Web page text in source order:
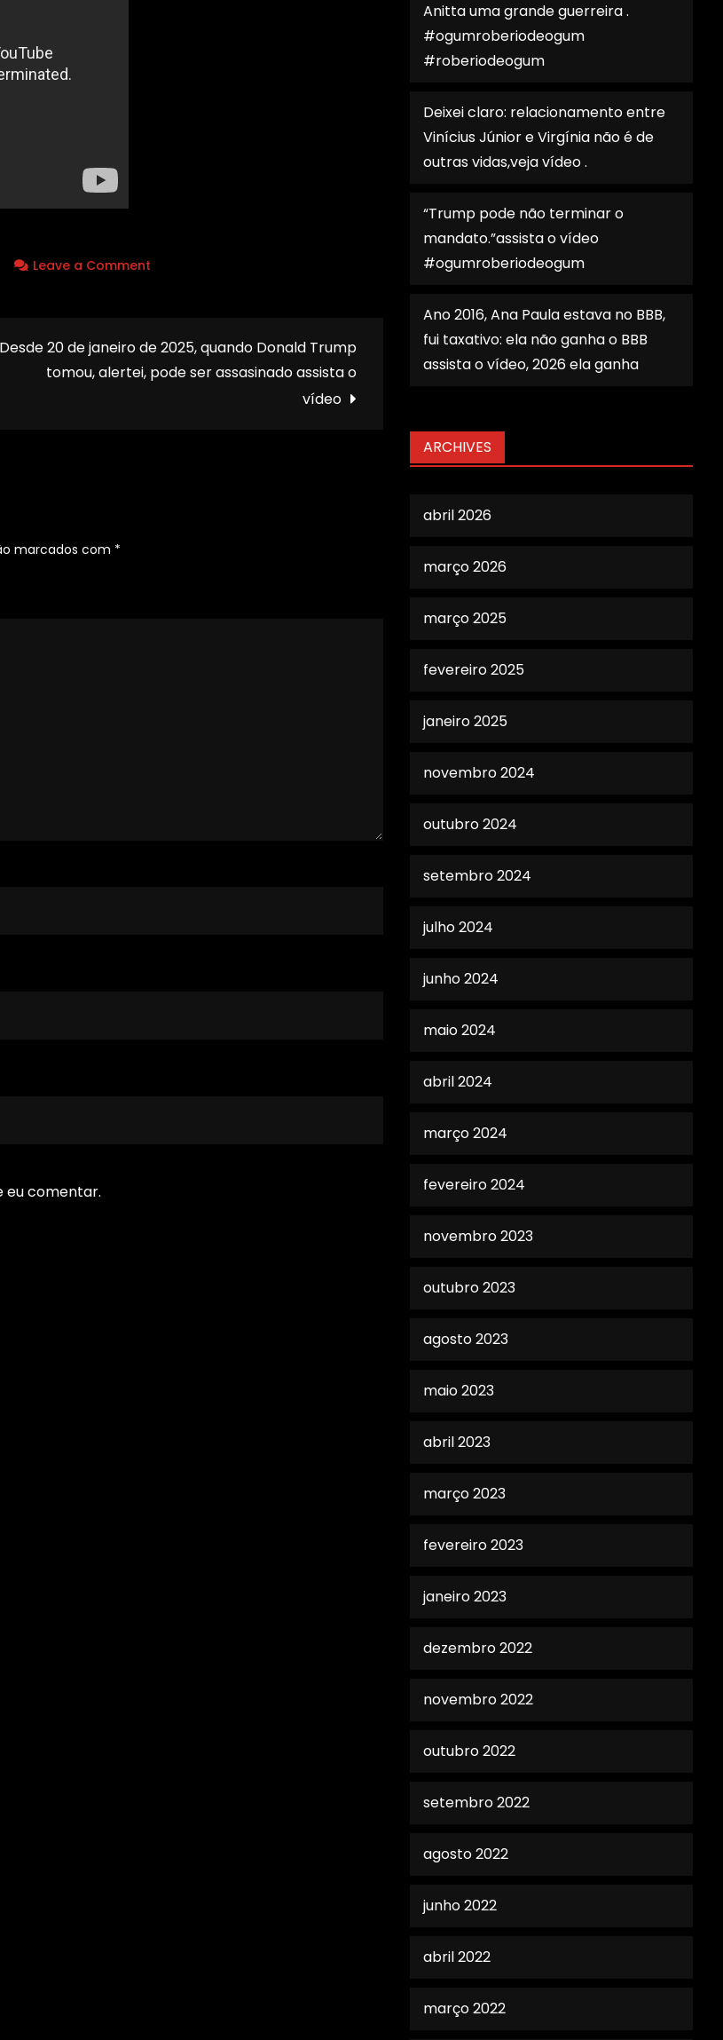
Leave a Commenton
Despedida
Desde 20 de janeiro de 2025, quando Donald Trump
tomou, alertei, pode ser assasinado assista o
vídeo
marcados com *
eu comentar.
Anitta uma grande guerreira .
#ogumroberiodeogum
#roberiodeogum
Deixei claro: relacionamento entre
Vinícius Júnior e Virgínia não é de
outras vidas,veja vídeo .
“Trump pode não terminar o
mandato.”assista o vídeo
#ogumroberiodeogum
Ano 2016, Ana Paula estava no BBB,
fui taxativo: ela não ganha o BBB
assista o vídeo, 2026 ela ganha
ARCHIVES
abril 2026
março 2026
março 2025
fevereiro 2025
janeiro 2025
novembro 2024
outubro 2024
setembro 2024
julho 2024
junho 2024
maio 2024
abril 2024
março 2024
fevereiro 2024
novembro 2023
outubro 2023
agosto 2023
maio 2023
abril 2023
março 2023
fevereiro 2023
janeiro 2023
dezembro 2022
novembro 2022
outubro 2022
setembro 2022
agosto 2022
junho 2022
abril 2022
março 2022